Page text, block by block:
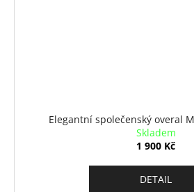
Elegantní společenský overal
Skladem
1 900 Kč
DETAIL